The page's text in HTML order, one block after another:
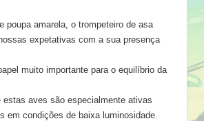
poupa amarela, o trompeteiro de asa
expetativas com a sua presença
muito importante para o equilíbrio da
aves são especialmente ativas
em condições de baixa luminosidade.